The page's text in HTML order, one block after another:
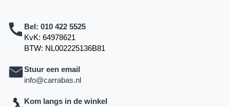
Bel: 010 422 5525
KvK: 64978621
BTW: NL002225136B81
Stuur een email
info@carrabas.nl
Kom langs in de winkel